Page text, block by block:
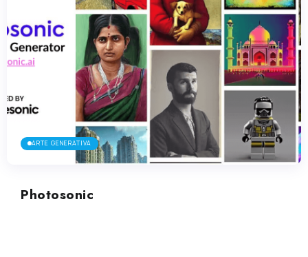
ARTE GENERATIVA
Photosonic